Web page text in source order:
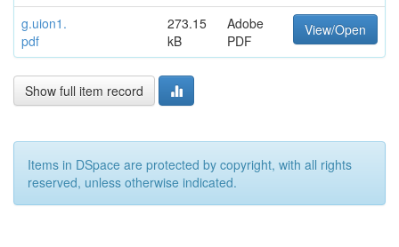
g.uion1.
pdf
273.15
kB
Adobe
PDF
View/Open
Show full item record
Items in DSpace are protected by copyright, with all rights
reserved, unless otherwise indicated.